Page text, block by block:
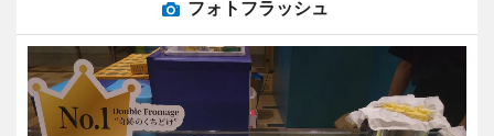
フォトフラッシュ